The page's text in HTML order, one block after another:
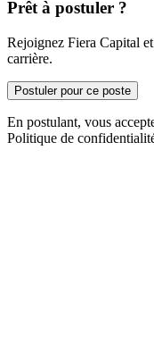
Prêt à postuler ?
Rejoignez Fiera Capital
carrière.
Postuler pour ce poste
En postulant, vous
Politique de